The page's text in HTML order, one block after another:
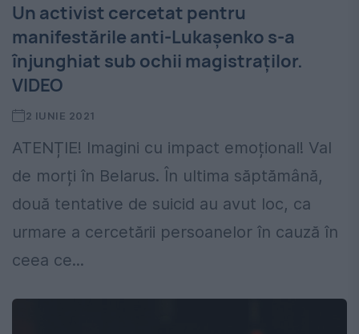
Un activist cercetat pentru
manifestările anti-Lukașenko s-a
înjunghiat sub ochii magistraților.
VIDEO
2 IUNIE 2021
ATENȚIE! Imagini cu impact emoțional! Val
de morți în Belarus. În ultima săptămână,
două tentative de suicid au avut loc, ca
urmare a cercetării persoanelor în cauză în
ceea ce...